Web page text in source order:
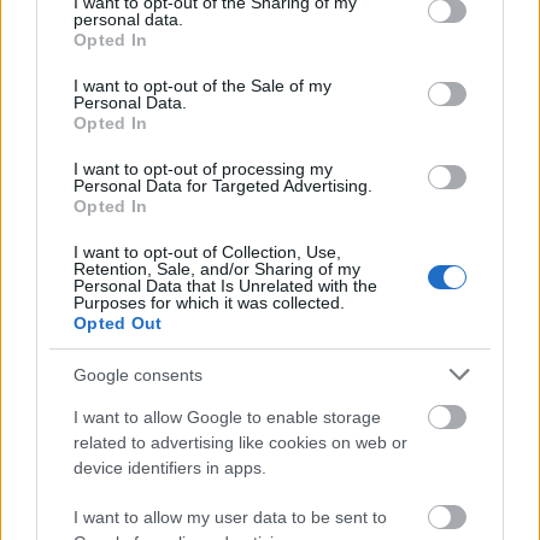
grant or deny consent to Google and its third-party tags to
use your data for below specified purposes in below Google
consent section.
personal data.
Opted In
I want to opt-out of the Sale of my
Personal Data.
Opted In
I want to opt-out of processing my
Personal Data for Targeted Advertising.
Opted In
I want to opt-out of Collection, Use,
Retention, Sale, and/or Sharing of my
Personal Data that Is Unrelated with the
Purposes for which it was collected.
Opted Out
Google consents
I want to allow Google to enable storage
related to advertising like cookies on web or
device identifiers in apps.
I want to allow my user data to be sent to
framboises, invitant à une inspection plus
approfondie et à l'appréciation de leur design
naturel. Leurs formes, rondes mais légèrement
irrégulières, évoquent l'authenticité : des fruits frais
de la vigne, non transformés, et débordants de vie.
La qualité tactile de l'image est saisissante. Les
minuscules drupéoles des framboises paraissent
deviner la jutosité sous-jacente. On peut presque
imaginer la sensation de presser délicatement une
baie entre le pouce et l'index, la peau cédant
légèrement avant de libérer son jus sucré et acidulé.
baies captent la lumière, rappels subtils de leur
origine organique, tandis que leur disposition en
grappes souligne leur abondance et leur attrait
naturel. Cette proximité, cette perspective presque
fruit en un moment de découverte intime, mettant